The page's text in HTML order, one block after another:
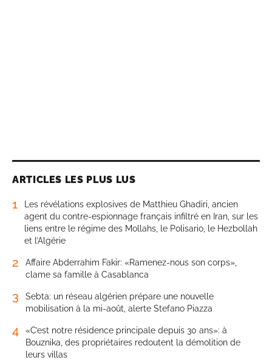
ARTICLES LES PLUS LUS
1
Les révélations explosives de Matthieu Ghadiri, ancien
agent du contre-espionnage français infiltré en Iran, sur les
liens entre le régime des Mollahs, le Polisario, le Hezbollah
et l’Algérie
2
Affaire Abderrahim Fakir: «Ramenez-nous son corps»,
clame sa famille à Casablanca
3
Sebta: un réseau algérien prépare une nouvelle
mobilisation à la mi-août, alerte Stefano Piazza
4
«C’est notre résidence principale depuis 30 ans»: à
Bouznika, des propriétaires redoutent la démolition de
leurs villas